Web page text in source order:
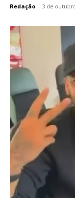
Redação - 3 de